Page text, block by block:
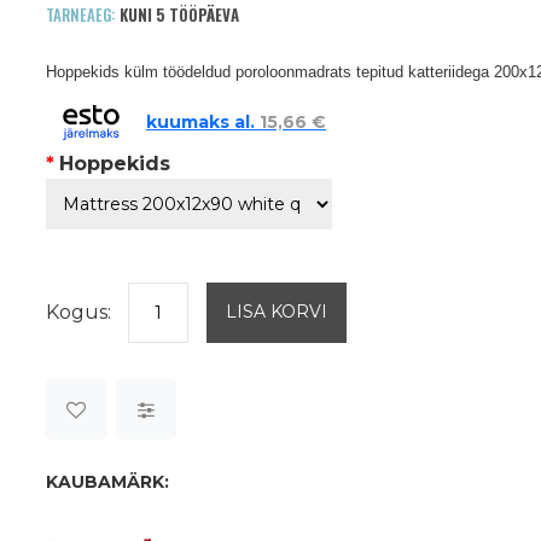
TARNEAEG: KUNI 5 TÖÖPÄEVA
Hoppekids külm töödeldud poroloonmadrats tepitud katteriidega
kuumaks al. 15,66 €
* Hoppekids
Kogus:
KAUBAMÄRK: